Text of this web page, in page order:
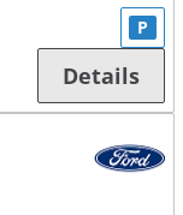
P
Details